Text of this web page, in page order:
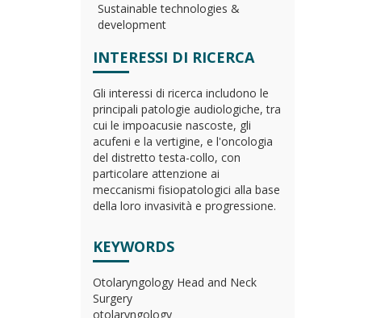
Sustainable technologies &
development
INTERESSI DI RICERCA
Gli interessi di ricerca includono le
principali patologie audiologiche, tra
cui le impoacusie nascoste, gli
acufeni e la vertigine, e l'oncologia
del distretto testa-collo, con
particolare attenzione ai
meccanismi fisiopatologici alla base
della loro invasività e progressione.
KEYWORDS
Otolaryngology Head and Neck
Surgery
otolaryngology